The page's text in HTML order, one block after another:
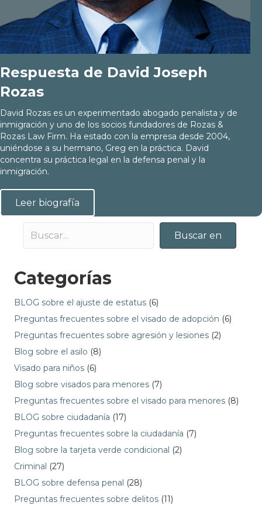
Respuesta de David Joseph
Rozas
David Rozas es un experimentado abogado penalista y de
inmigración y uno de los socios fundadores de Rozas &
Rozas Law Firm. Ha estado con la empresa desde 2004,
uniéndose a su hermano, Greg en la práctica. David
concentra su práctica legal en la defensa penal y la
inmigración.
Leer biografía
Buscar en
Categorías
BLOG sobre el ajuste de estatus (6)
Preguntas frecuentes sobre el visado de adopción (6)
Preguntas frecuentes sobre agresión y lesiones (2)
Blog sobre el asilo (8)
Visado para niños (6)
Blog sobre visados para menores (7)
Preguntas frecuentes sobre el visado para menores (8)
BLOG sobre ciudadanía (17)
Preguntas frecuentes sobre la ciudadanía (7)
Blog sobre la tarjeta verde condicional (2)
Criminal (27)
BLOG sobre defensa penal (28)
Preguntas frecuentes sobre delitos (11)